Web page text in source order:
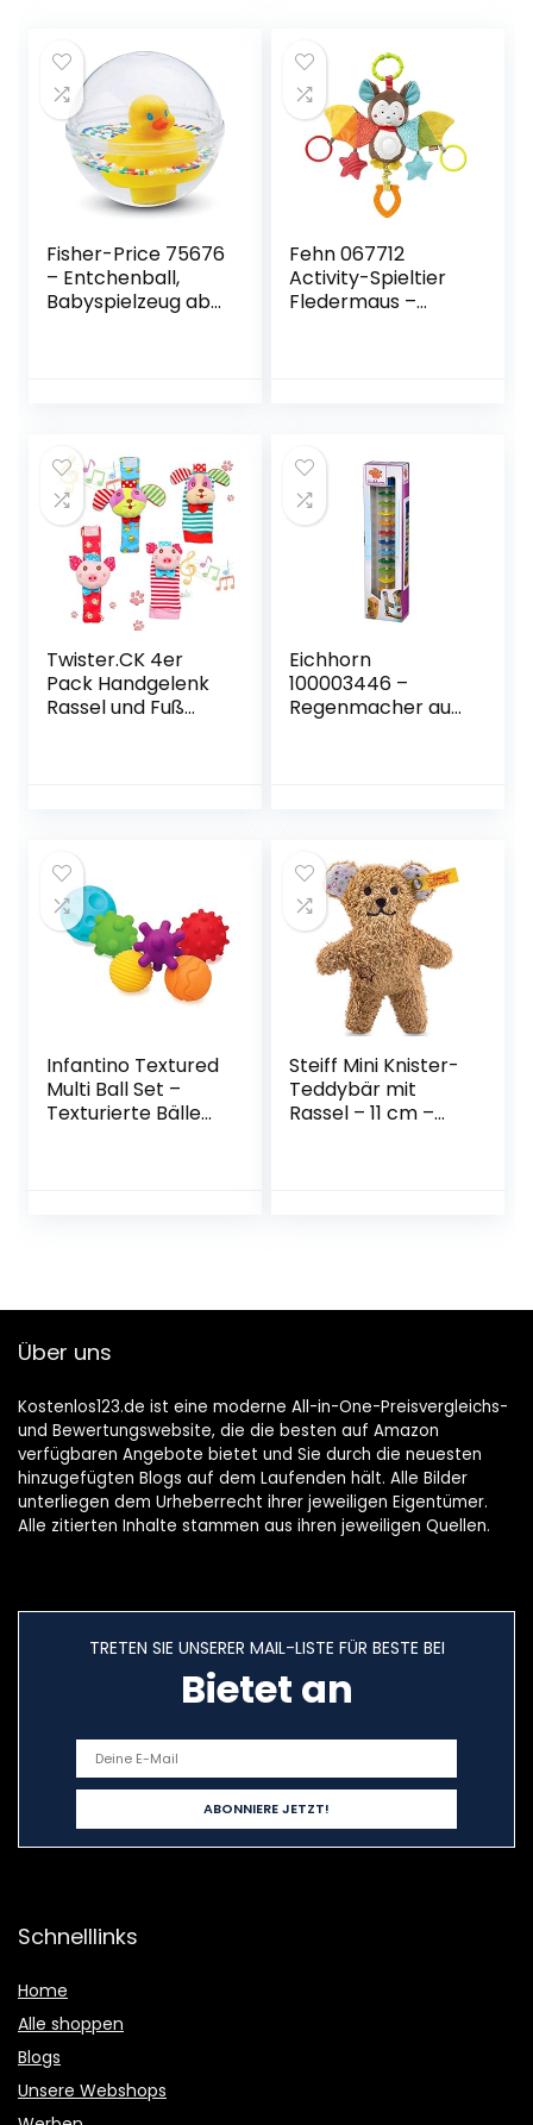
Fisher-Price 75676
– Entchenball,
Babyspielzeug ab
Fehn 067712
Activity-Spieltier
Fledermaus –
erzeugen – Für
Babys und
Kleinkinder ab 0+
Monaten
Twister.CK 4er
Pack Handgelenk
Rassel und Fuß
Piggy
Eichhorn
100003446 –
Regenmacher aus
Infantino Textured
Multi Ball Set –
Texturierte Bälle
Steiff Mini Knister-
Teddybär mit
Rassel – 11 cm –
Über uns
Kostenlos123.de ist eine moderne All-in-One-Preisvergleichs-
und Bewertungswebsite, die die besten auf Amazon
verfügbaren Angebote bietet und Sie durch die neuesten
hinzugefügten Blogs auf dem Laufenden hält. Alle Bilder
unterliegen dem Urheberrecht ihrer jeweiligen Eigentümer.
Alle zitierten Inhalte stammen aus ihren jeweiligen Quellen.
TRETEN SIE UNSERER MAIL-LISTE FÜR BESTE BEI
Bietet an
Schnelllinks
Home
Alle shoppen
Blogs
Unsere Webshops